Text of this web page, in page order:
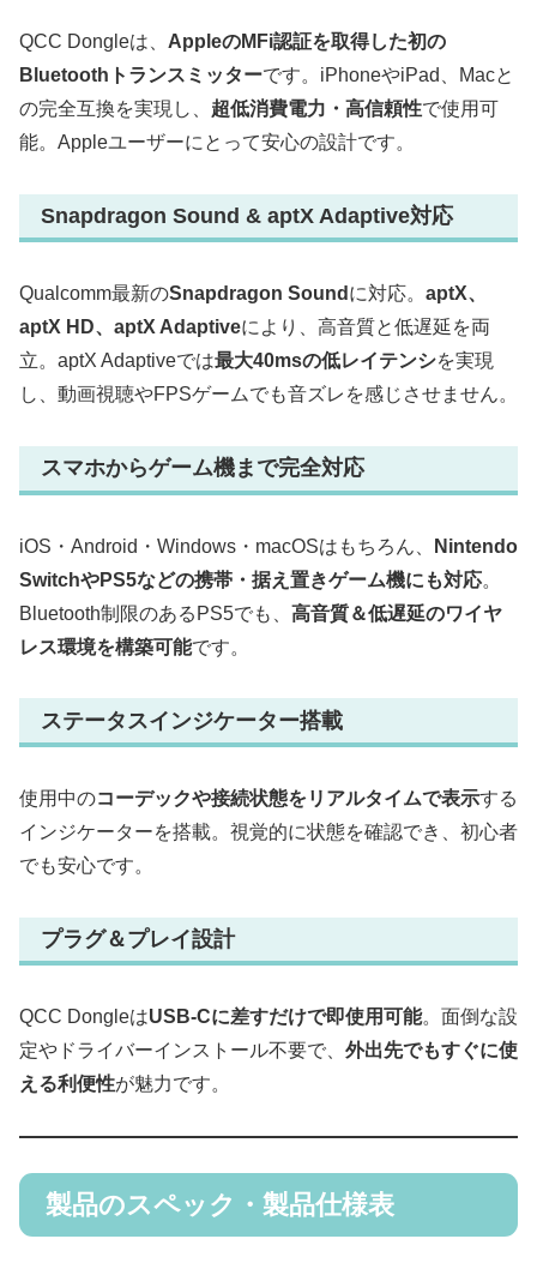
QCC Dongleは、 AppleのMFi認証を取得した初の
Bluetoothトランスミッターです。iPhoneやiPad、Macと
の完全互換を実現し、 超低消費電力・高信頼性で使用可
能。Appleユーザーにとって安心の設計です。
Snapdragon Sound & aptX Adaptive対応
Qualcomm最新のSnapdragon Sound に対応。 aptX、
aptX HD、aptX Adaptiveにより、高音質と低遅延を両
立。aptX Adaptiveでは最大40msの低レイテンシを実現
し、動画視聴やFPSゲームでも音ズレを感じさせません。
スマホからゲーム機まで完全対応
iOS・Android・Windows・macOSはもちろん、
Nintendo
SwitchやPS5などの携帯・据え置きゲーム機にも対応。
Bluetooth制限のあるPS5でも、 高音質＆低遅延のワイヤ
レス環境を構築可能です。
ステータスインジケーター搭載
使用中のコーデックや接続状態をリアルタイムで表示する
インジケーターを搭載。視覚的に状態を確認でき、初心者
でも安心です。
プラグ＆プレイ設計
QCC DongleはUSB-Cに差すだけで即使用可能。面倒な設
定やドライバーインストール不要で、 外出先でもすぐに使
える利便性が魅力です。
製品のスペック・製品仕様表